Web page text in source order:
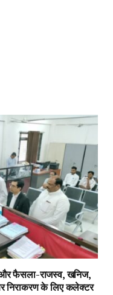
फैसला-राजस्व, खनिज,
निराकरण के लिए कलेक्टर